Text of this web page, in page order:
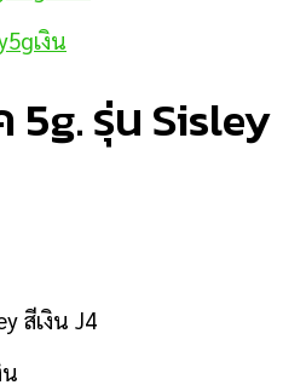
5g. รุ่น Sisley
สีเงิน J4